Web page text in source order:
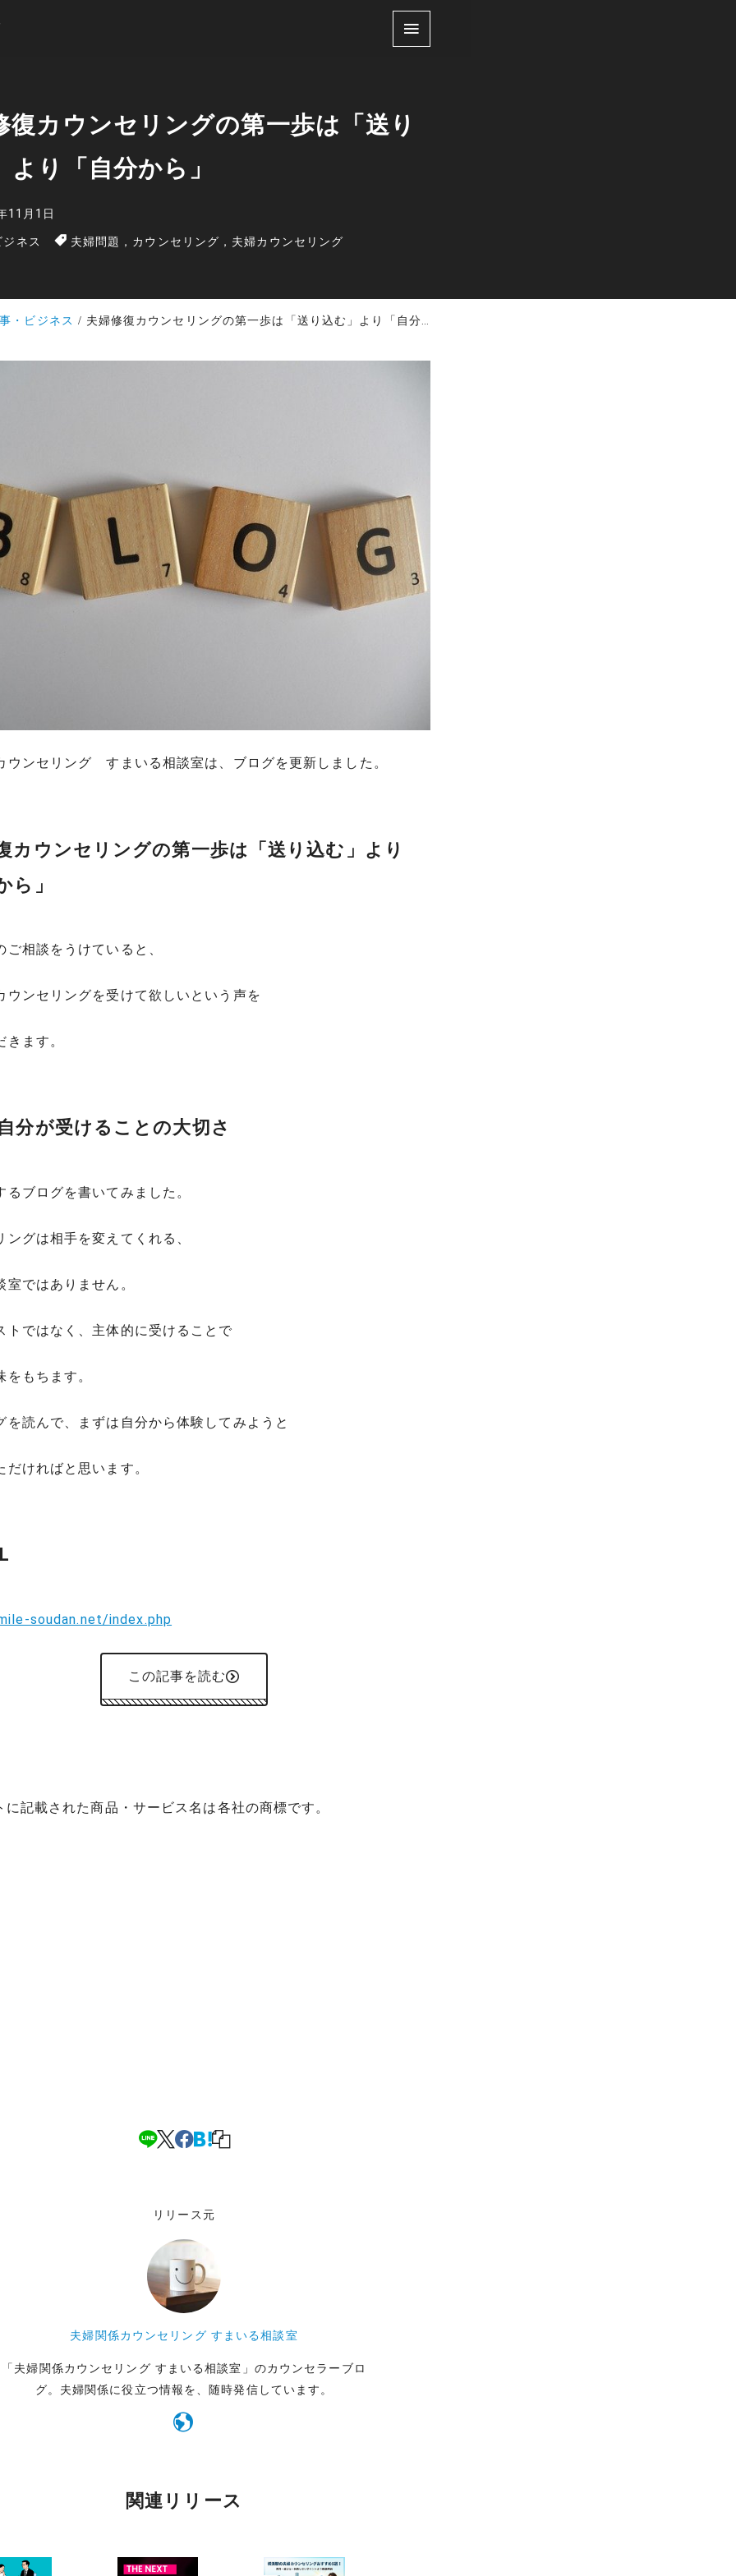
復カウンセリングの第一歩は「送り
より「自分から」
11月1日
ネス
夫婦問題，カウンセリング，夫婦カウンセリング
・ビジネス 夫婦修復カウンセリングの第一歩は「送り込む」より「自分から」
ウンセリング すまいる相談室は、ブログを更新しました。
カウンセリングの第一歩は「送り込む」より
ら」
ご相談をうけていると、
ウンセリングを受けて欲しいという声を
ます。
分が受けることの大切さ
るブログを書いてみました。
ングは相手を変えてくれる、
室ではありません。
トではなく、主体的に受けることで
をもちます。
を読んで、まずは自分から体験してみようと
だければと思います。
soudan.net/index.php
この記事を読む
に記載された商品・サービス名は各社の商標です。
リリース元
夫婦関係カウンセリング すまいる相談室
「夫婦関係カウンセリング すまいる相談室」のカウンセラーブロ
グ。夫婦関係に役立つ情報を、随時発信しています。
関連リリース